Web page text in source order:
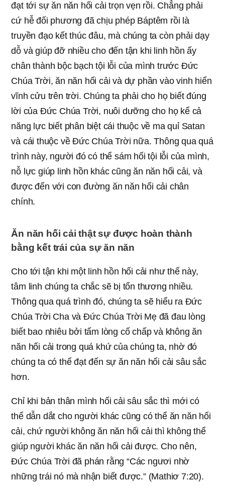
đạt tới sự ăn năn hối cải trọn vẹn rồi. Chẳng phải
cứ hễ đối phương đã chịu phép Báptêm rồi là
truyền đạo kết thúc đâu, mà chúng ta còn phải dạy
dỗ và giúp đỡ nhiều cho đến tận khi linh hồn ấy
chân thành bộc bạch tội lỗi của mình trước Đức
Chúa Trời, ăn năn hối cải và dự phần vào vinh hiển
vĩnh cửu trên trời. Chúng ta phải cho họ biết đúng
lời của Đức Chúa Trời, nuôi dưỡng cho họ kể cả
năng lực biết phân biệt cái thuộc về ma quỉ Satan
và cái thuộc về Đức Chúa Trời nữa. Thông qua quá
trình này, người đó có thể sám hối tội lỗi của mình,
nỗ lực giúp linh hồn khác cũng ăn năn hối cải, và
được đến với con đường ăn năn hối cải chân
chính.
Ăn năn hối cải thật sự được hoàn thành
bằng kết trái của sự ăn năn
Cho tới tận khi một linh hồn hối cải như thế này,
tâm linh chúng ta chắc sẽ bị tổn thương nhiều.
Thông qua quá trình đó, chúng ta sẽ hiểu ra Đức
Chúa Trời Cha và Đức Chúa Trời Mẹ đã đau lòng
biết bao nhiêu bởi tấm lòng cố chấp và không ăn
năn hối cải trong quá khứ của chúng ta, nhờ đó
chúng ta có thể đạt đến sự ăn năn hối cải sâu sắc
hơn.
Chỉ khi bản thân mình hối cải sâu sắc thì mới có
thể dẫn dắt cho người khác cũng có thể ăn năn hối
cải, chứ người không ăn năn hối cải thì không thể
giúp người khác ăn năn hối cải được. Cho nên,
Đức Chúa Trời đã phán rằng “Các ngươi nhờ
những trái nó mà nhận biết được.” (Mathiơ 7:20).